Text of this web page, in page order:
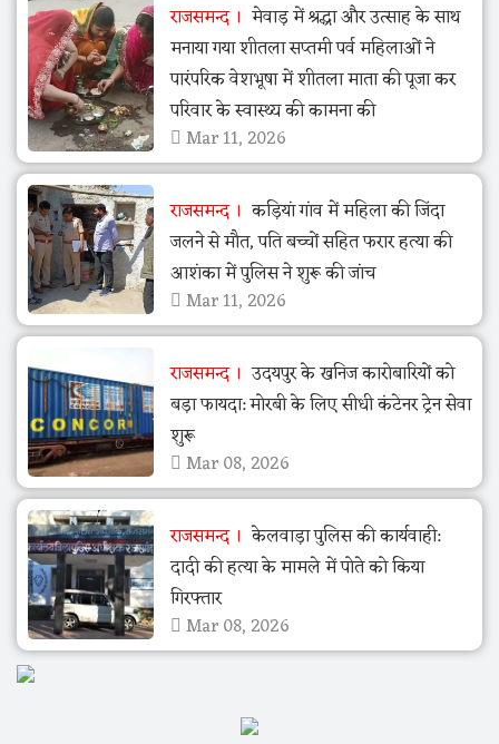
राजसमन्द
मेवाड़ में श्रद्धा और उत्साह के साथ
मनाया गया शीतला सप्तमी पर्व महिलाओं ने
पारंपरिक वेशभूषा में शीतला माता की पूजा कर
परिवार के स्वास्थ्य की कामना की
Mar 11, 2026
राजसमन्द
कड़ियां गांव में महिला की जिंदा
जलने से मौत, पति बच्चों सहित फरार हत्या की
आशंका में पुलिस ने शुरू की जांच
Mar 11, 2026
राजसमन्द
उदयपुर के खनिज कारोबारियों को
बड़ा फायदा: मोरबी के लिए सीधी कंटेनर ट्रेन सेवा
शुरू
Mar 08, 2026
राजसमन्द
केलवाड़ा पुलिस की कार्यवाही:
दादी की हत्या के मामले में पोते को किया
गिरफ्तार
Mar 08, 2026